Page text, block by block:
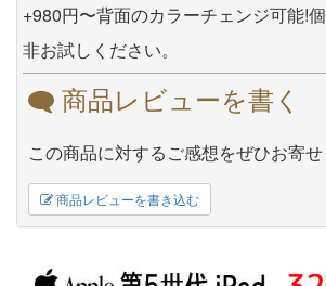
+980円〜背面のカラーチェンジ可能!
非お試しください。
商品レビューを書く
この商品に対するご感想をぜひお寄せ
商品レビューを書き込む